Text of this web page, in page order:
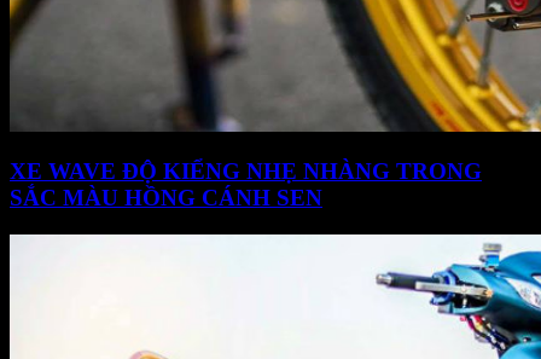
XE WAVE ĐỘ KIỂNG NHẸ NHÀNG TRONG
SẮC MÀU HỒNG CÁNH SEN